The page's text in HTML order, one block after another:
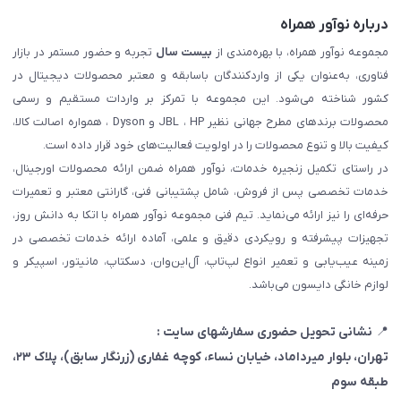
درباره نوآور همراه
مجموعه نوآور همراه، با بهره‌مندی از بیست سال تجربه و حضور مستمر در بازار
فناوری، به‌عنوان یکی از واردکنندگان باسابقه و معتبر محصولات دیجیتال در
کشور شناخته می‌شود. این مجموعه با تمرکز بر واردات مستقیم و رسمی
محصولات برندهای مطرح جهانی نظیر JBL ، HP و Dyson ، همواره اصالت کالا،
کیفیت بالا و تنوع محصولات را در اولویت فعالیت‌های خود قرار داده است.
در راستای تکمیل زنجیره خدمات، نوآور همراه ضمن ارائه محصولات اورجینال،
خدمات تخصصی پس از فروش، شامل پشتیبانی فنی، گارانتی معتبر و تعمیرات
حرفه‌ای را نیز ارائه می‌نماید. تیم فنی مجموعه نوآور همراه با اتکا به دانش روز،
تجهیزات پیشرفته و رویکردی دقیق و علمی، آماده ارائه خدمات تخصصی در
زمینه عیب‌یابی و تعمیر انواع لپ‌تاپ، آل‌این‌وان، دسکتاپ، مانیتور، اسپیکر و
لوازم خانگی دایسون می‌باشد.
📍 نشانی تحویل حضوری سفارشهای سایت :
تهران، بلوار میرداماد، خیابان نساء، کوچه غفاری (زرنگار سابق)
، پلاک ۲۳،
طبقه سوم